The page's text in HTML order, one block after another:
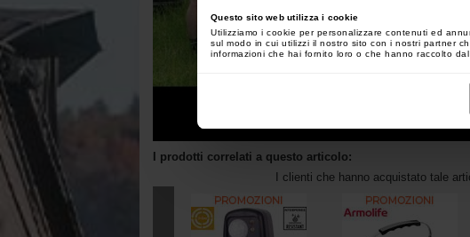
Questo sito web utilizza i cookie
Utilizziamo i cookie per personalizzare contenuti ed
sul modo in cui utilizzi il nostro sito con i nostri partner
informazioni che hai fornito loro o che hanno raccolto
I prodotti correlati a questo articolo:
I clienti che hanno acquistato tale